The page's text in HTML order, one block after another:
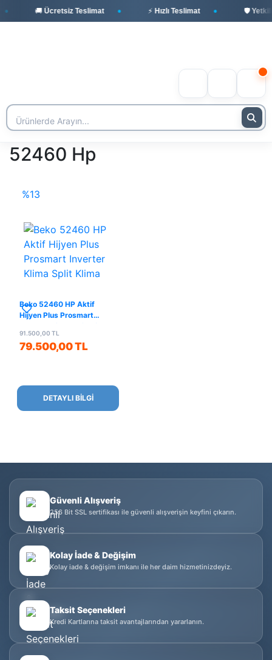
🚚 Ücretsiz Teslimat ⚡ Hızlı Teslimat 🛡️ Yetkili
52460 Hp
%13
Beko 52460 HP Aktif
Hijyen Plus Prosmart
Inverter Klima Split Klima
79.500,00 TL
91.500,00 TL
DETAYLI BİLGİ
Güvenli Alışveriş
256 Bit SSL sertifikası ile güvenli alışverişin keyfini çıkarın.
Kolay İade & Değişim
Kolay iade & değişim imkanı ile her daim hizmetinizdeyiz.
Taksit Seçenekleri
Kredi Kartlarına taksit avantajlarından yararlanın.